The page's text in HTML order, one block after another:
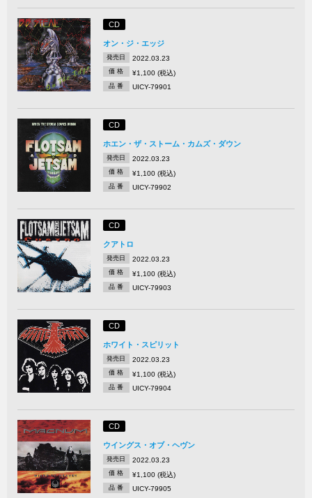
CD
オン・ジ・エッジ
発売日 2022.03.23
価 格 ¥1,100 (税込)
品 番 UICY-79901
CD
ホエン・ザ・ストーム・カムズ・ダウン
発売日 2022.03.23
価 格 ¥1,100 (税込)
品 番 UICY-79902
CD
クアトロ
発売日 2022.03.23
価 格 ¥1,100 (税込)
品 番 UICY-79903
CD
ホワイト・スピリット
発売日 2022.03.23
価 格 ¥1,100 (税込)
品 番 UICY-79904
CD
ウイングス・オブ・ヘヴン
発売日 2022.03.23
価 格 ¥1,100 (税込)
品 番 UICY-79905